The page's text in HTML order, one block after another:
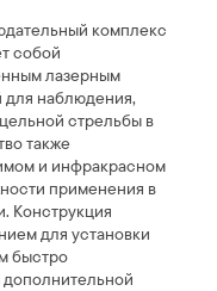
комплекс
собой
лазерным
для наблюдения,
стрельбы в
также
и инфракрасном
применения в
Конструкция
для установки
быстро
дополнительной